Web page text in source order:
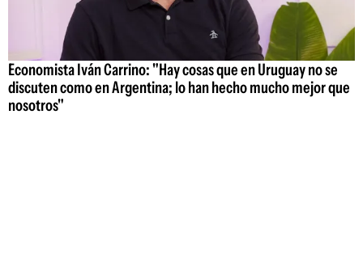
Economista Iván Carrino: "Hay cosas que en Uruguay no se
discuten como en Argentina; lo han hecho mucho mejor que
nosotros"